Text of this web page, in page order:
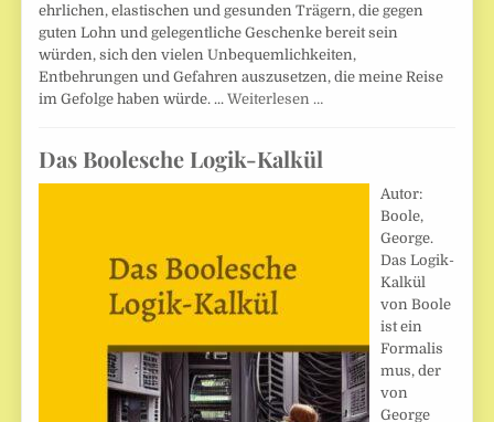
ehrlichen, elastischen und gesunden Trägern, die gegen
guten Lohn und gelegentliche Geschenke bereit sein
würden, sich den vielen Unbequemlichkeiten,
Entbehrungen und Gefahren auszusetzen, die meine Reise
im Gefolge haben würde. ...Weiterlesen …
Das Boolesche Logik-Kalkül
Autor:
Boole,
George.
Das Logik-
Kalkül
von Boole
ist ein
Formalis
mus, der
von
George